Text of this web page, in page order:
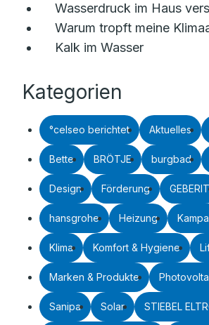
Wasserdruck im Haus
Warum tropft meine
Kalk im Wasser
Kategorien
°celseo berichtet Aktuelles
Bette BRÖTJE burgbad
Design Förderung GEBERIT
hansgrohe Heizung
Klima Komfort & Hygiene
Marken & Produkte
Sanipa Solar STIEBEL